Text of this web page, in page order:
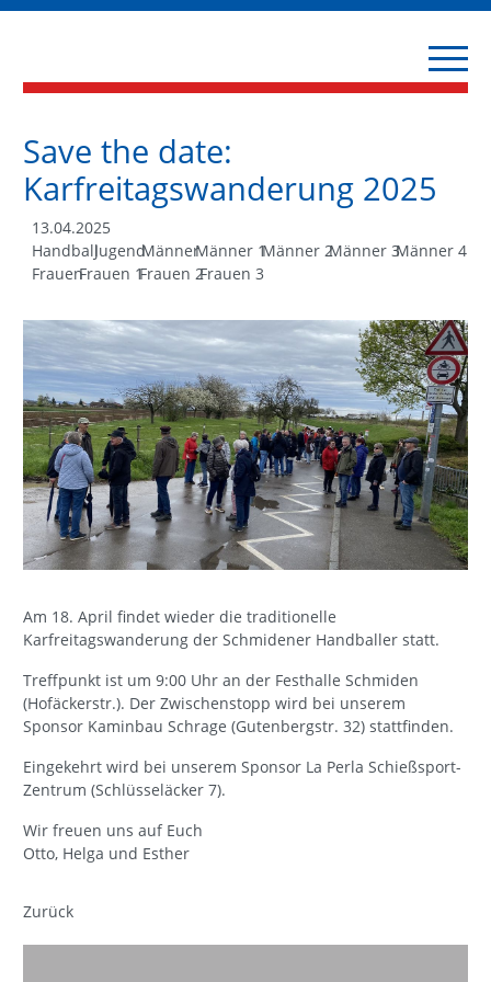
Save the date:
Karfreitagswanderung 2025
13.04.2025
HandballJugendMännerMänner 1Männer 2Männer 3Männer 4
FrauenFrauen 1Frauen 2Frauen 3
Am 18. April findet wieder die traditionelle
Karfreitagswanderung der Schmidener Handballer statt.
Treffpunkt ist um 9:00 Uhr an der Festhalle Schmiden
(Hofäckerstr.). Der Zwischenstopp wird bei unserem
Sponsor Kaminbau Schrage (Gutenbergstr. 32) stattfinden.
Eingekehrt wird bei unserem Sponsor La Perla Schießsport-
Zentrum (Schlüsseläcker 7).
Wir freuen uns auf Euch
Otto, Helga und Esther
Zurück